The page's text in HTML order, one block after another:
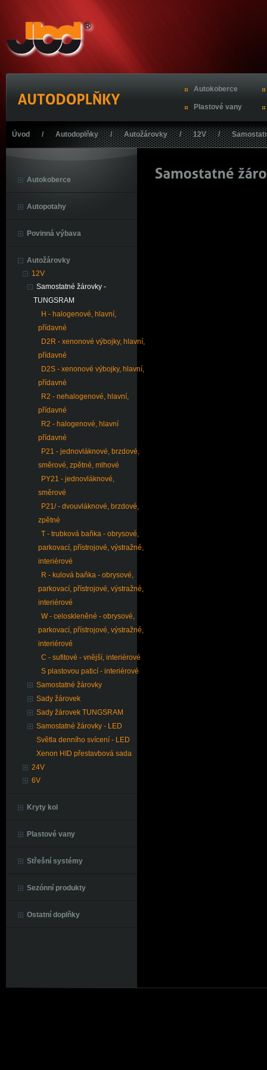
Autokoberce
Plastové vany
Úvod / Autodoplňky / Autožárovky / 12V /
Autokoberce
Autopotahy
Povinná výbava
Autožárovky
12V
Samostatné žárovky -
TUNGSRAM
H - halogenové, hlavní,
přídavné
D2R - xenonové výbojky, hlavní,
přídavné
D2S - xenonové výbojky, hlavní,
přídavné
R2 - nehalogenové, hlavní,
přídavné
R2 - halogenové, hlavní
přídavné
P21 - jednovláknové, brzdové,
směrové, zpětné, mlhové
PY21 - jednovláknové,
směrové
P21/ - dvouvláknové, brzdové,
zpětné
T - trubková baňka - obrysové,
parkovací, přístrojové, výstražné,
interiérové
R - kulová baňka - obrysové,
parkovací, přístrojové, výstražné,
interiérové
W - celoskleněné - obrysové,
parkovací, přístrojové, výstražné,
interiérové
C - sufitové - vnější, interiérové
S plastovou paticí - interiérové
Samostatné žárovky
Sady žárovek
Sady žárovek TUNGSRAM
Samostatné žárovky - LED
Světla denního svícení - LED
Xenon HID přestavbová sada
24V
6V
Kryty kol
Plastové vany
Střešní systémy
Sezónní produkty
Ostatní doplňky